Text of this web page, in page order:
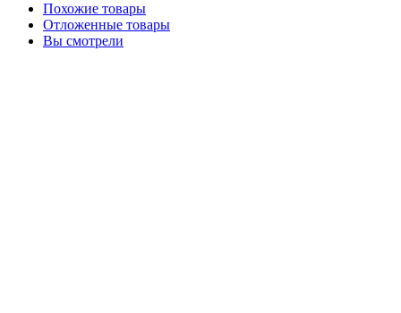
Похожие товары
Отложенные товары
Вы смотрели